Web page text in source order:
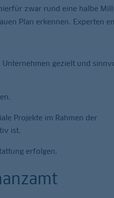
zwar rund eine halbe
Plan erkennen. Experten
Unternehmen gezielt und
Projekte im Rahmen der
ist.
erfolgen.